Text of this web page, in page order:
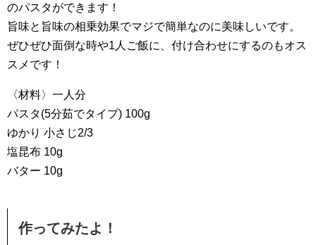
のパスタができます！
旨味と旨味の相乗効果でマジで簡単なのに美味しいです。
ぜひぜひ面倒な時や1人ご飯に、付け合わせにするのもオス
スメです！
〈材料〉一人分
パスタ(5分茹でタイプ) 100g
ゆかり 小さじ2/3
塩昆布 10g
バター 10g
作ってみたよ！